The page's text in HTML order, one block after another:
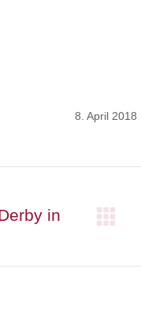
8. April 2018
in